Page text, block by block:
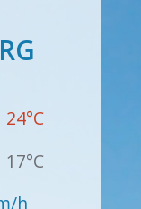
24°C
17°C
h